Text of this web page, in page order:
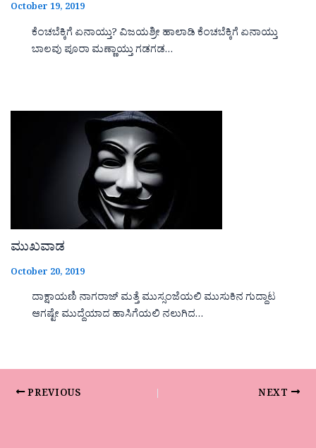
October 19, 2019
ಕೆಂಚಬೆಕ್ಕಿಗೆ ಏನಾಯ್ತು? ವಿಜಯಶ್ರೀ ಹಾಲಾಡಿ ಕೆಂಚಬೆಕ್ಕಿಗೆ ಏನಾಯ್ತು
ಬಾಲವು ಪೂರಾ ಮಣ್ಣಾಯ್ತು ಗಡಗಡ…
ಮುಖವಾಡ
October 20, 2019
ದಾಕ್ಷಾಯಣಿ ನಾಗರಾಜ್ ಮತ್ತೆ ಮುಸ್ಸಂಜೆಯಲಿ ಮುಸುಕಿನ ಗುದ್ದಾಟ
ಆಗಷ್ಟೇ ಮುದ್ದೆಯಾದ ಹಾಸಿಗೆಯಲಿ ನಲುಗಿದ…
PREVIOUS NEXT